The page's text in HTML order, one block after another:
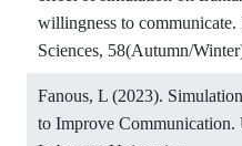
willingness to
Sciences, 58(Autumn/
Fanous, L (2023).
to Improve